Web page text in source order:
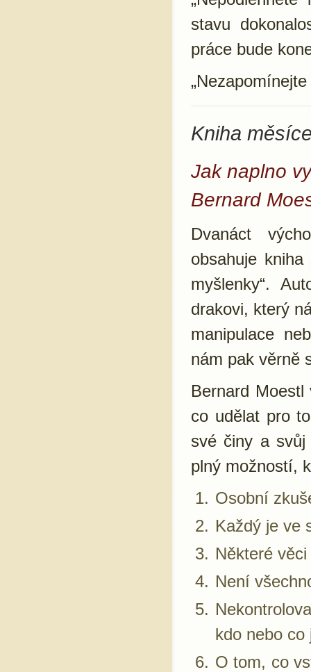
stavu
práce bude
Kniha
Jak naplno
Bernard
Dvanáct
obsahuje
myšlenky“.
drakovi, který
manipulace
nám pak věrně
Bernard
co udělat pro
své činy a
plný možností,
Osobní
Každý je ve
Některé
Není
kdo nebo co
O tom, co